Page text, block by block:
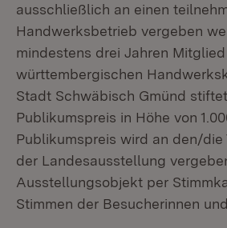
ausschließlich an einen
Handwerksbetrieb vergeben
mindestens drei Jahren
württembergischen
Stadt Schwäbisch Gmünd
Publikumspreis in Höhe von
Publikumspreis wird an den/die
der Landesausstellung
Ausstellungsobjekt per
Stimmen der Besucherinnen